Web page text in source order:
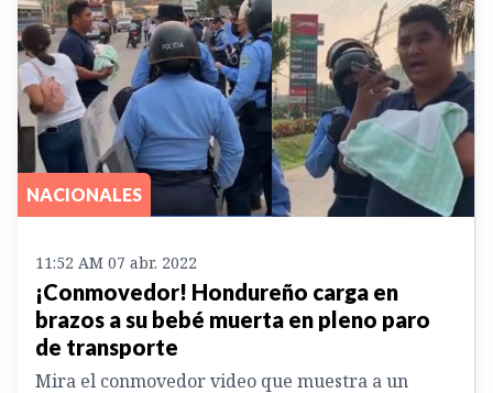
NACIONALES
11:52 AM 07 abr. 2022
¡Conmovedor! Hondureño carga en
brazos a su bebé muerta en pleno paro
de transporte
Mira el conmovedor video que muestra a un